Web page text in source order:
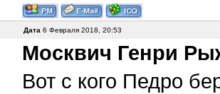
Дата 6 Февраля 2018, 20:53
Москвич Генри
Вот с кого Педро